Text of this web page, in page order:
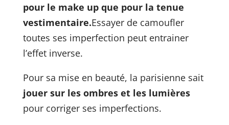
pour le make up que pour la tenue
vestimentaire.Essayer de camoufler
toutes ses imperfection peut entrainer
l’effet inverse.
Pour sa mise en beauté, la parisienne sait
jouer sur les ombres et les lumières
pour corriger ses imperfections.